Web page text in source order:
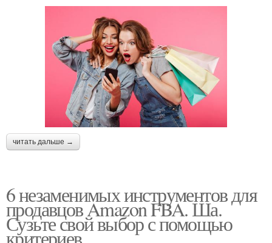
читать дальше →
6 незаменимых инструментов для
продавцов Amazon FBA. Ша.
Сузьте свой выбор с помощью